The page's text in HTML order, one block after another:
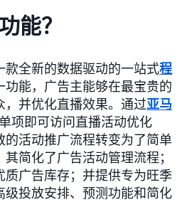
能？
款全新的数据驱动的一站式程
功能，广告主能够在最宝贵的
，并优化直播效果。通过亚马
项即可访问直播活动优化
的活动推广流程转变为了简单
简化了广告活动管理流程；
质广告库存；并提供专为旺季
级投放安排、预测功能和简化